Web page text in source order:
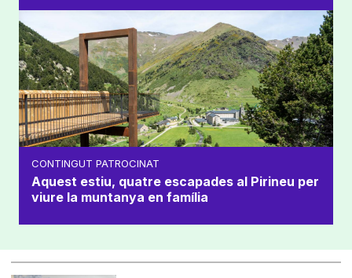
CONTINGUT PATROCINAT
Aquest estiu, quatre escapades al Pirineu per
viure la muntanya en família